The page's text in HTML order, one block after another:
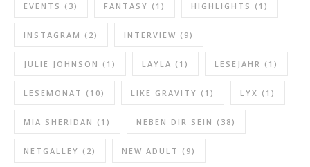
EVENTS (3) FANTASY (1) HIGHLIGHTS (1)
INSTAGRAM (2) INTERVIEW (9)
JULIE JOHNSON (1) LAYLA (1) LESEJAHR (1)
LESEMONAT (10) LIKE GRAVITY (1) LYX (1)
MIA SHERIDAN (1) NEBEN DIR SEIN (38)
NETGALLEY (2) NEW ADULT (9)